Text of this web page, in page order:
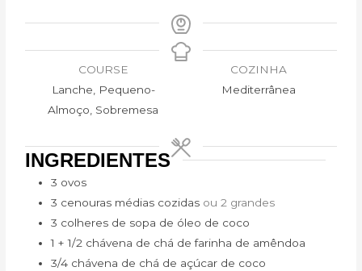
COURSE
Lanche, Pequeno-
Almoço, Sobremesa
COZINHA
Mediterrânea
INGREDIENTES
3 ovos
3 cenouras médias cozidas ou 2 grandes
3 colheres de sopa de óleo de coco
1 + 1/2 chávena de chá de farinha de amêndoa
3/4 chávena de chá de açúcar de coco